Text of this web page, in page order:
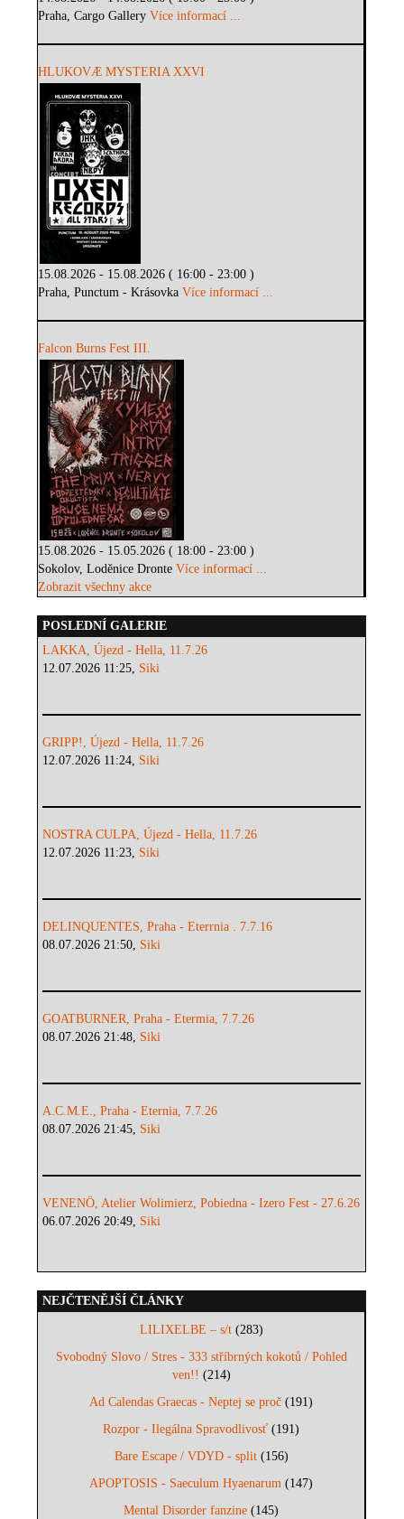
Praha, Cargo GalleryVíce informací ...
HLUKOVÆ MYSTERIA XXVI
15.08.2026 - 15.08.2026 ( 16:00 - 23:00 )
Praha, Punctum - KrásovkaVíce informací ...
Falcon Burns Fest III.
15.08.2026 - 15.05.2026 ( 18:00 - 23:00 )
Sokolov, Loděnice DronteVíce informací ...
Zobrazit všechny akce
POSLEDNÍ GALERIE
LAKKA, Újezd - Hella, 11.7.26
12.07.2026 11:25, Siki
GRIPP!, Újezd - Hella, 11.7.26
12.07.2026 11:24, Siki
NOSTRA CULPA, Újezd - Hella, 11.7.26
12.07.2026 11:23, Siki
DELINQUENTES, Praha - Eterrnia . 7.7.16
08.07.2026 21:50, Siki
GOATBURNER, Praha - Etermia, 7.7.26
08.07.2026 21:48, Siki
A.C.M.E., Praha - Eternia, 7.7.26
08.07.2026 21:45, Siki
VENENÖ, Atelier Wolimierz, Pobiedna - Izero Fest - 27.6.26
06.07.2026 20:49, Siki
NEJČTENĚJŠÍ ČLÁNKY
LILIXELBE – s/t(283)
Svobodný Slovo / Stres - 333 stříbrných kokotů / Pohled
ven!! (214)
Ad Calendas Graecas - Neptej se proč (191)
Rozpor - Ilegálna Spravodlivosť (191)
Bare Escape / VDYD - split(156)
APOPTOSIS - Saeculum Hyaenarum (147)
Mental Disorder fanzine (145)